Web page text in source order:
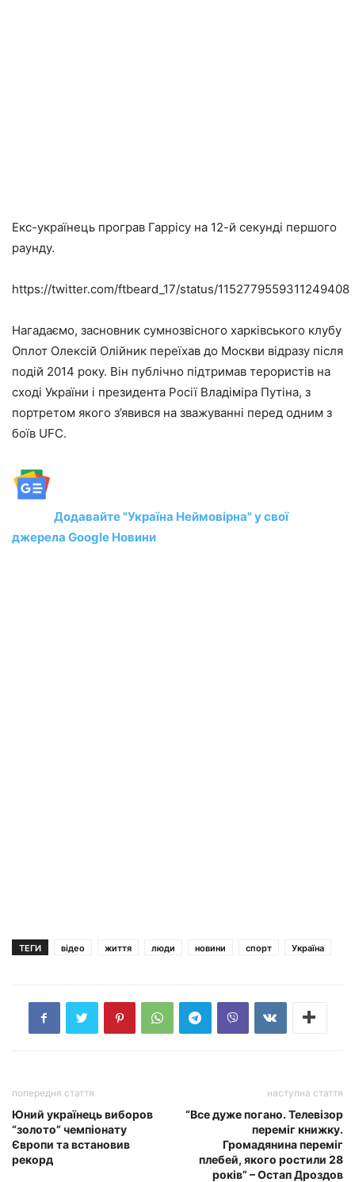
Екс-українець програв Гаррісу на 12-й секунді першого
раунду.
https://twitter.com/ftbeard_17/status/1152779559311249408
Нагадаємо, засновник сумнозвісного харківського клубу
Оплот Олексій Олійник переїхав до Москви відразу після
подій 2014 року. Він публічно підтримав терористів на
сході України і президента Росії Владіміра Путіна, з
портретом якого з’явився на зважуванні перед одним з
боїв UFC.
Додавайте "Україна Неймовірна" у свої
джерела Google Новини
ТЕГИ відео життя люди новини спорт Україна
попередня стаття
Юний українець виборов
“золото” чемпіонату
Європи та встановив
рекорд
наступна стаття
“Все дуже погано. Телевізор
переміг книжку.
Громадянина переміг
плебей, якого ростили 28
років” – Остап Дроздов